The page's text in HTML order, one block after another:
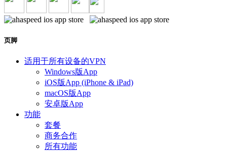
页脚
适用于所有设备的VPN
Windows版App
iOS版App (iPhone & iPad)
macOS版App
安卓版App
功能
套餐
商务合作
所有功能